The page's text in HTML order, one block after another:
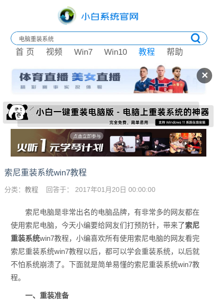
✕
首 页 视频 Win7 Win10 教程 帮助
索尼重装系统win7教程
分类： 教程 回答于： 2017年01月20日 00:00:00
索尼电脑是非常出名的电脑品牌，有非常多的网友都在
使用索尼电脑，今天小编要给网友们打预防针，带来了索尼
重装系统win7教程，小编喜欢所有使用索尼电脑的网友看完
索尼重装系统win7教程以后，都可以学会重装系统，以后就
不怕系统崩溃了。下面就是简单易懂的索尼重装系统win7教
程。
一、重装准备